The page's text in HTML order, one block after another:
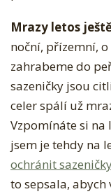
Mrazy letos
noční, přízemní, o
zahrabeme do
sazeničky jsou
celer spálí už
Vzpomínáte si na
jsem je tehdy na
ochránit
to sepsala, abych